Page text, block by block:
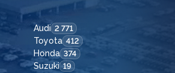
Audi 2 771
Toyota 412
Honda 374
Suzuki 19